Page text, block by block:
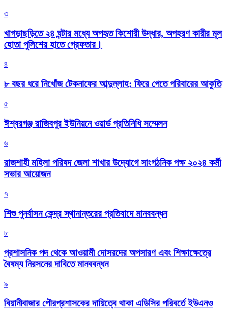
৩
খাগড়াছড়িতে ২৪ ঘন্টার মধ্যে অপহৃত কিশোরী উদ্ধার, অপহরণ কারীর মূল
হোতা পুলিশের হাতে গ্রেফতার।
৪
৮ বছর ধরে নিখোঁজ টেকনাফের আব্দুল্লাহ: ফিরে পেতে পরিবারের আকুতি
৫
ঈশ্বরগঞ্জ রাজিবপুর ইউনিয়নে ওয়ার্ড প্রতিনিধি সম্মেলন
৬
রাজশাহী মহিলা পরিষদ জেলা শাখার উদ্যোগে সাংগঠনিক পক্ষ ২০২৪ কর্মী
সভার আয়োজন
৭
শিশু পুনর্বাসন কেন্দ্র স্থানান্তরের প্রতিবাদে মানববন্ধন
৮
প্রশাসনিক পদ থেকে আওয়ামী দোসরদের অপসারণ এবং শিক্ষাক্ষেত্রে
বৈষম্য নিরসনের দাবিতে মানববন্ধন
৯
বিয়ানীবাজার পৌরপ্রশাসকের দায়িত্বে থাকা এডিসির পরিবর্তে ইউএনও